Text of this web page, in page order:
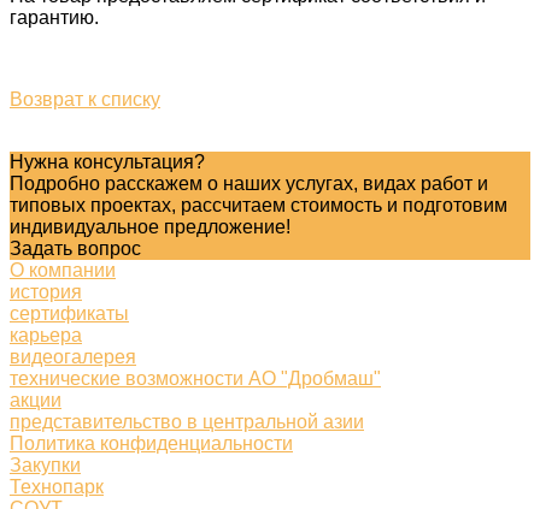
гарантию.
Возврат к списку
Нужна консультация?
Подробно расскажем о наших услугах, видах работ и
типовых проектах, рассчитаем стоимость и подготовим
индивидуальное предложение!
Задать вопрос
О компании
история
сертификаты
карьера
видеогалерея
технические возможности АО "Дробмаш"
акции
представительство в центральной азии
Политика конфиденциальности
Закупки
Технопарк